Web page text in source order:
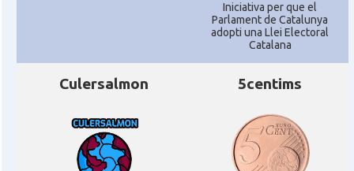
Katalanischer Salon, e. V.
Delegació Delegació del Govern a Alemanya
Iniciativa per que el
Parlament de Catalunya
adopti una Llei Electoral
Catalana
Culersalmon 5centims